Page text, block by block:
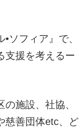
ソフィア』で、
支援を考えるー
施設、社協、
慈善団体etc、ど